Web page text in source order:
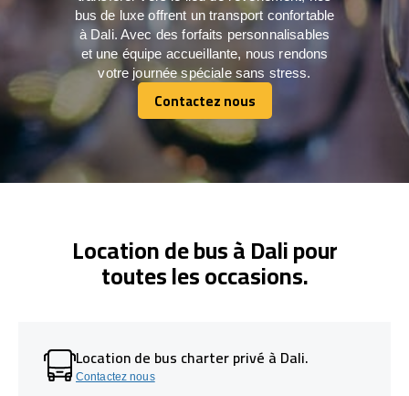
bus de luxe offrent un transport confortable
à Dali. Avec des forfaits personnalisables
et une équipe accueillante, nous rendons
votre journée spéciale sans stress.
Contactez nous
Contactez nous
Location de bus à Dali pour
toutes les occasions.
Location de bus charter privé à Dali.
Contactez nous